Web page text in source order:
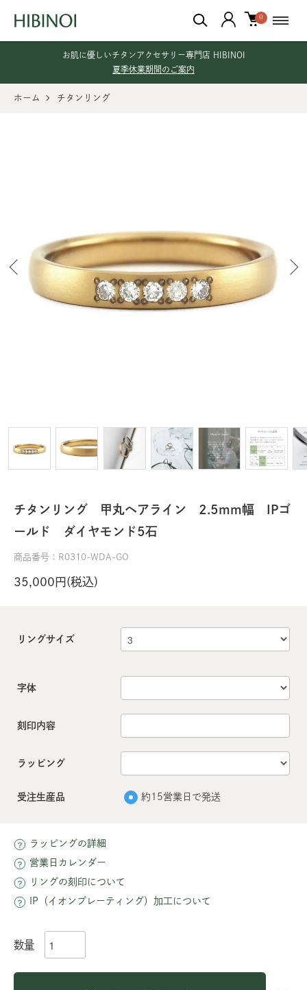
お肌に優しいチタンアクセサリー専門店 HIBINOI
夏季休業期間のご案内
0
ホーム チタンリング
チタンリング 甲丸ヘアライン 2.5mm幅 IPゴ
ールド ダイヤモンド5石
商品番号：R0310-WDA-GO
35,000円(税込)
リングサイズ
字体
刻印内容
ラッピング
受注生産品 約15営業日で発送
ラッピングの詳細
営業日カレンダー
リングの刻印について
IP（イオンプレーティング）加工について
数量